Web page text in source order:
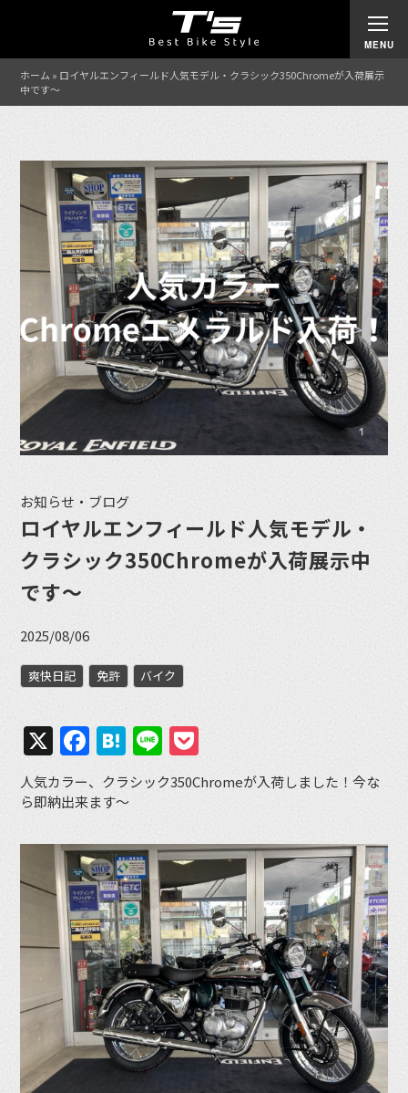
ホーム » ロイヤルエンフィールド人気モデル・クラシック350Chromeが入荷展示
中です〜
お知らせ・ブログ
ロイヤルエンフィールド人気モデル・
クラシック350Chromeが入荷展示中
です〜
2025/08/06
爽快日記 免許 バイク
X Facebook
Hatena
Line
人気カラー、クラシック350Chromeが入荷しました！今な
ら即納出来ます〜